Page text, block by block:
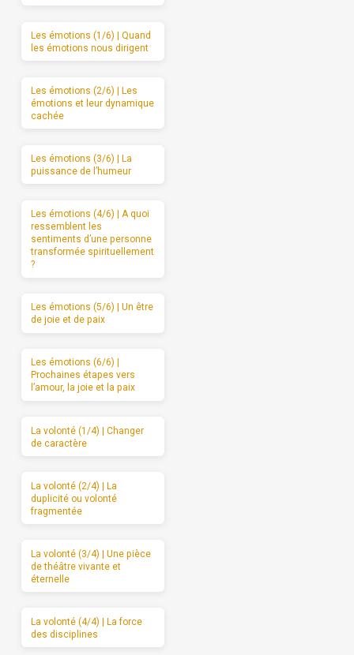
Les émotions (1/6) | Quand
les émotions nous dirigent
Les émotions (2/6) | Les
émotions et leur dynamique
cachée
Les émotions (3/6) | La
puissance de l’humeur
Les émotions (4/6) | A quoi
ressemblent les
sentiments d’une personne
transformée spirituellement
?
Les émotions (5/6) | Un être
de joie et de paix
Les émotions (6/6) |
Prochaines étapes vers
l’amour, la joie et la paix
La volonté (1/4) | Changer
de caractère
La volonté (2/4) | La
duplicité ou volonté
fragmentée
La volonté (3/4) | Une pièce
de théâtre vivante et
éternelle
La volonté (4/4) | La force
des disciplines